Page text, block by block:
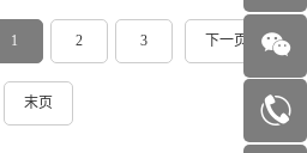
1 2 3 下一页
末页